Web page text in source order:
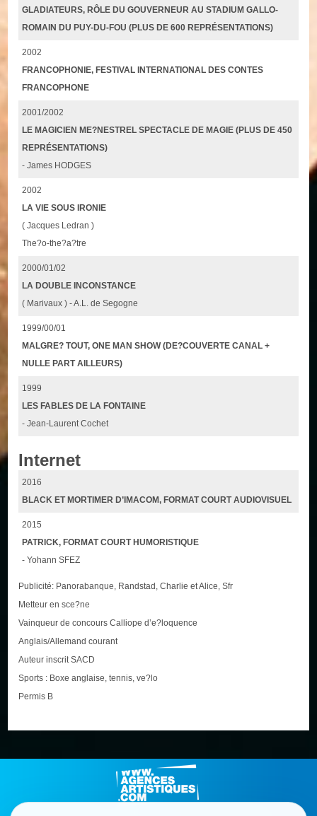
GLADIATEURS, RÔLE DU GOUVERNEUR AU STADIUM GALLO-
ROMAIN DU PUY-DU-FOU (PLUS DE 600 REPRÉSENTATIONS)
2002
FRANCOPHONIE, FESTIVAL INTERNATIONAL DES CONTES
FRANCOPHONE
2001/2002
LE MAGICIEN ME?NESTREL SPECTACLE DE MAGIE (PLUS DE 450
REPRÉSENTATIONS)
- James HODGES
2002
LA VIE SOUS IRONIE
( Jacques Ledran )
The?o-the?a?tre
2000/01/02
LA DOUBLE INCONSTANCE
( Marivaux ) - A.L. de Segogne
1999/00/01
MALGRE? TOUT, ONE MAN SHOW (DE?COUVERTE CANAL +
NULLE PART AILLEURS)
1999
LES FABLES DE LA FONTAINE
- Jean-Laurent Cochet
Internet
2016
BLACK ET MORTIMER D’IMACOM, FORMAT COURT AUDIOVISUEL
2015
PATRICK, FORMAT COURT HUMORISTIQUE
- Yohann SFEZ
Publicité: Panorabanque, Randstad, Charlie et Alice, Sfr
Metteur en sce?ne
Vainqueur de concours Calliope d’e?loquence
Anglais/Allemand courant
Auteur inscrit SACD
Sports : Boxe anglaise, tennis, ve?lo
Permis B